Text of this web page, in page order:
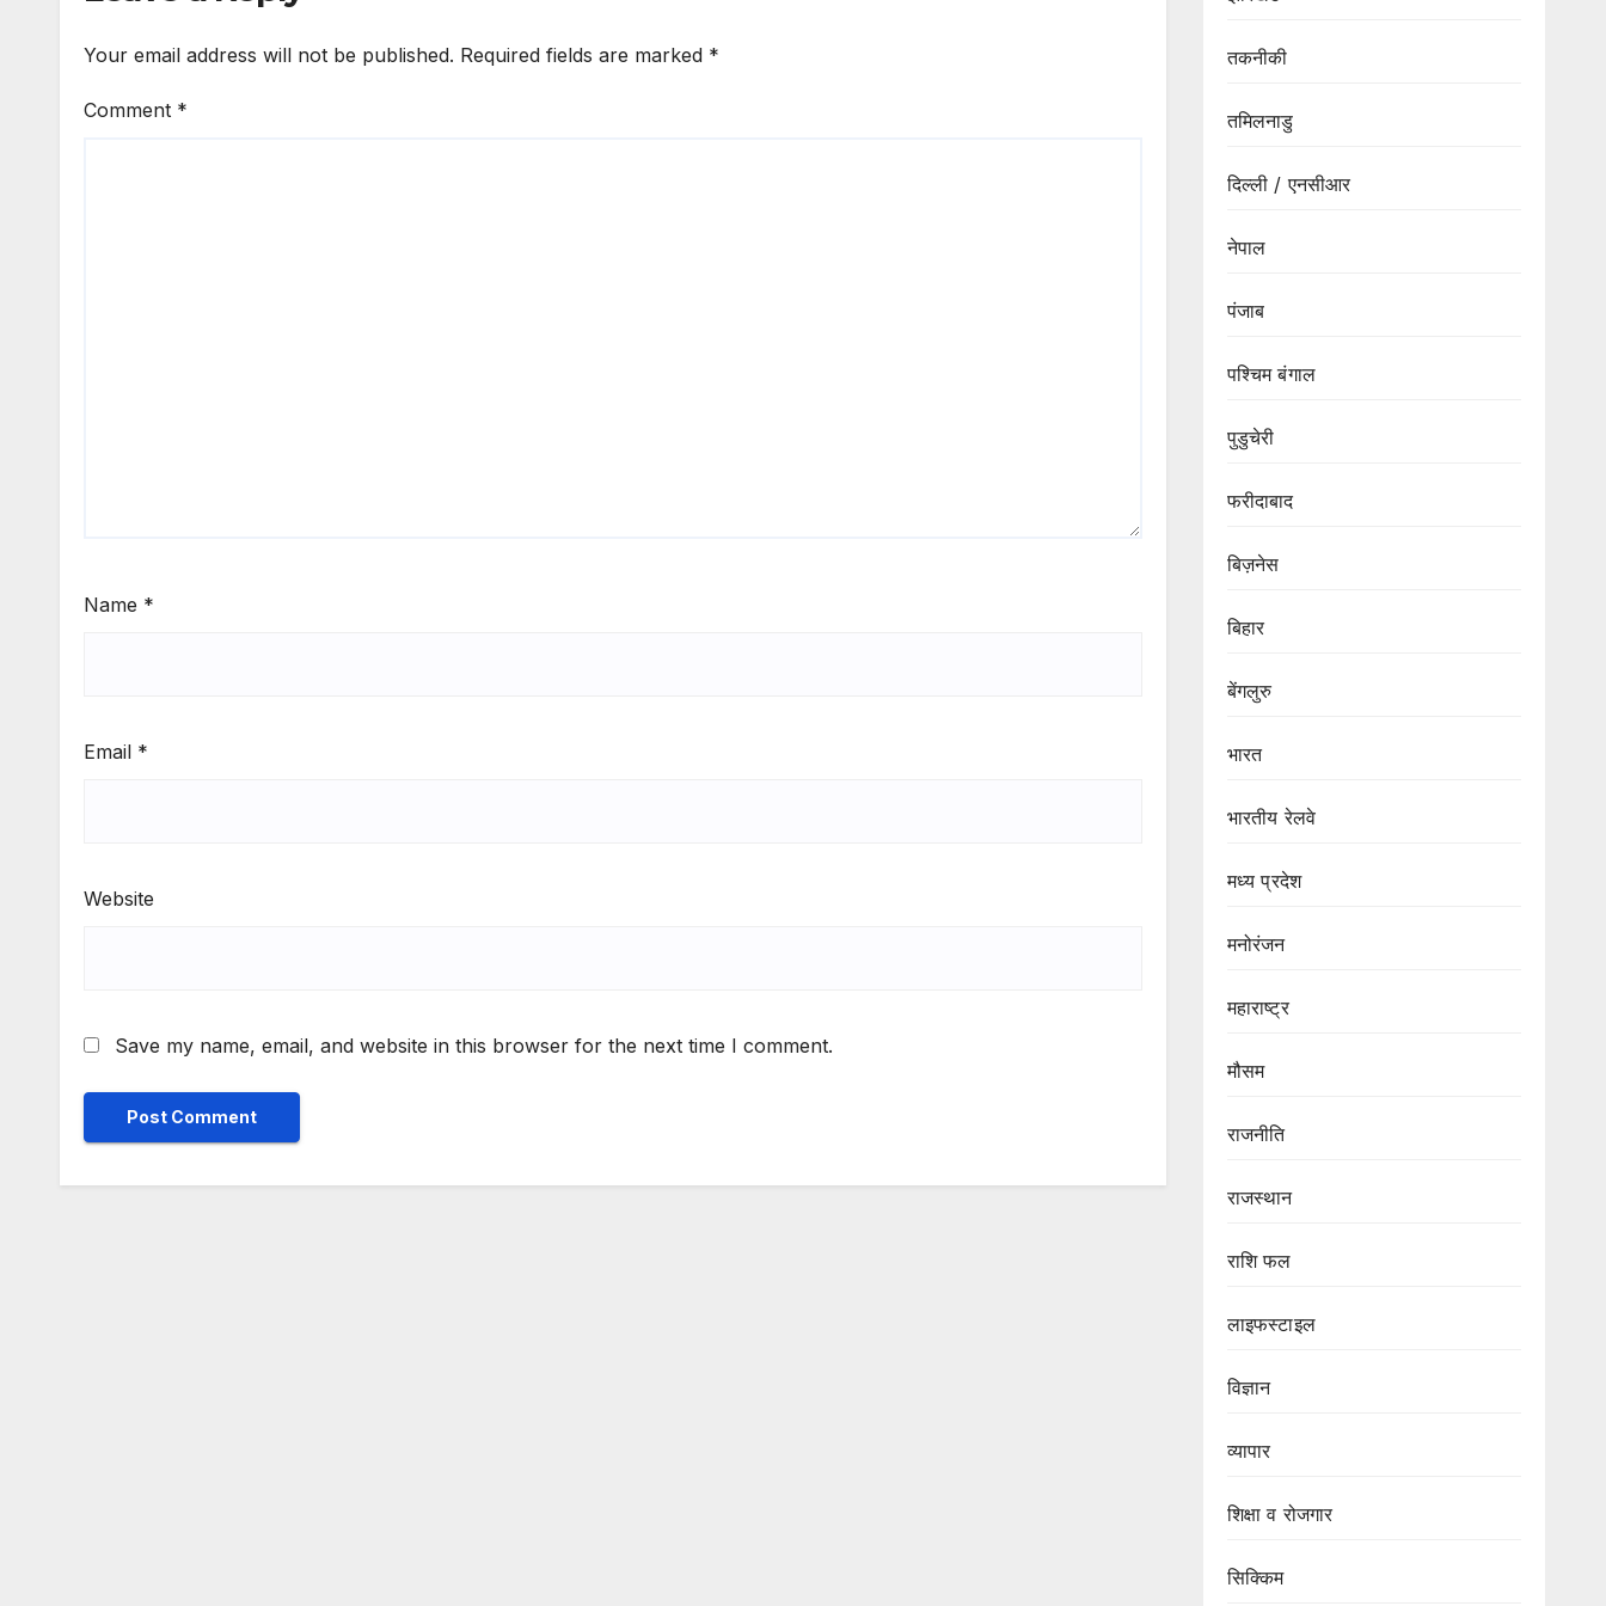
Your email address will not be published. Required fields are marked *
Comment *
Name *
Email *
Website
Save my name, email, and website in this browser for the next time I comment.
तकनीकी
तमिलनाडु
दिल्ली / एनसीआर
नेपाल
पंजाब
पश्चिम बंगाल
पुडुचेरी
फरीदाबाद
बिज़नेस
बिहार
बेंगलुरु
भारत
भारतीय रेलवे
मध्य प्रदेश
मनोरंजन
महाराष्ट्र
मौसम
राजनीति
राजस्थान
राशि फल
लाइफस्टाइल
विज्ञान
व्यापार
शिक्षा व रोजगार
सिक्किम